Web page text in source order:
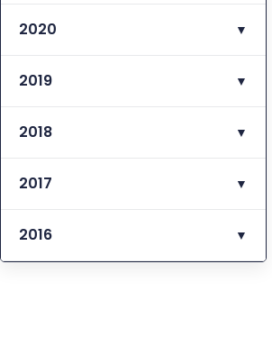
2020 ▼
2019 ▼
2018 ▼
2017 ▼
2016 ▼